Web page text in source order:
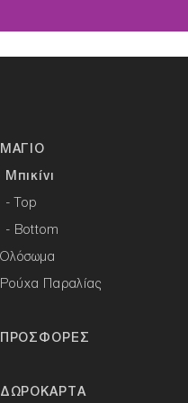
Μπικίνι
- Top
- Bottom
Ολόσωμα
Παραλίας